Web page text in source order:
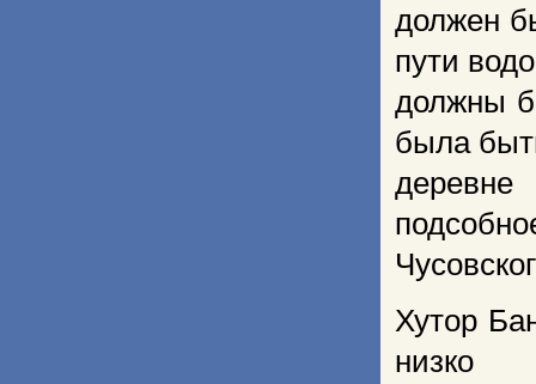
должен
пути
должны
была
Хутор
низко